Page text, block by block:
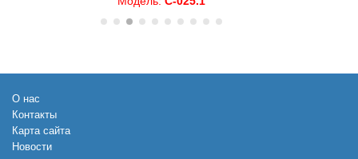
О нас
Контакты
Карта сайта
Новости